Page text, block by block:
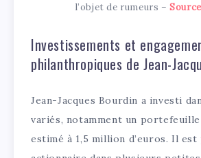
l’objet de rumeurs –
Investissements et
philanthropiques de Jean-
Jean-Jacques Bourdin a investi
variés, notamment un
estimé à 1,5 million d’euros. Il